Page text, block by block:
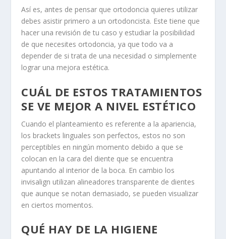
Así es, antes de pensar que ortodoncia quieres utilizar
debes asistir primero a un ortodoncista. Este tiene que
hacer una revisión de tu caso y estudiar la posibilidad
de que necesites ortodoncia, ya que todo va a
depender de si trata de una necesidad o simplemente
lograr una mejora estética.
CUÁL DE ESTOS TRATAMIENTOS
SE VE MEJOR A NIVEL ESTÉTICO
Cuando el planteamiento es referente a la apariencia,
los brackets linguales son perfectos, estos no son
perceptibles en ningún momento debido a que se
colocan en la cara del diente que se encuentra
apuntando al interior de la boca. En cambio los
invisalign utilizan alineadores transparente de dientes
que aunque se notan demasiado, se pueden visualizar
en ciertos momentos.
QUÉ HAY DE LA HIGIENE